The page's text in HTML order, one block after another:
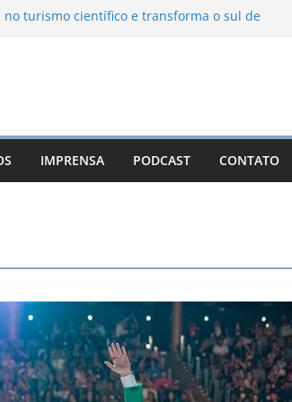
turismo científico e transforma o sul de
Campos do Jordão
León: o Pueblo Mágico com ruas
e turismo à beira da represa
IMPRENSA PODCAST CONTATO